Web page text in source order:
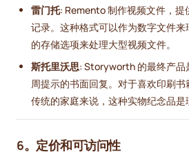
雷门托: Remento 制作视频文件，
记录。这种格式可以作为数字文件
的存储选项来处理大型视频文件。
斯托里沃思: Storyworth 的最终产品
周提示的书面回复。对于喜欢印刷
传统的家庭来说，这种实物纪念品是
6。定价和可访问性